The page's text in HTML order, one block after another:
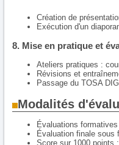
Création de
Exécution d'un
8. Mise en pratique et
Ateliers pratiques :
Révisions et
Passage du TOSA
Modalités
Évaluations
Évaluation finale sous
Score sur 1000 points